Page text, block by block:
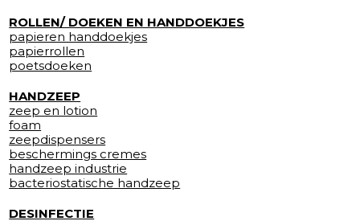
ROLLEN/ DOEKEN EN HANDDOEKJES
papieren handdoekjes
papierrollen
poetsdoeken
HANDZEEP
zeep en lotion
foam
zeepdispensers
beschermings cremes
handzeep industrie
bacteriostatische handzeep
DESINFECTIE